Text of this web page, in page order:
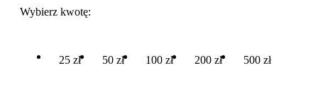
Wybierz kwotę:
25 zł 50 zł 100 zł 200 zł 500 zł